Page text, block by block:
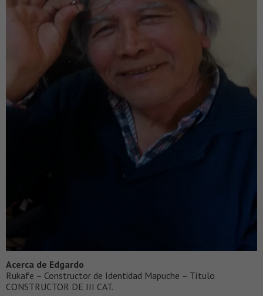
Acerca de Edgardo
Rukafe – Constructor de Identidad Mapuche – Título
CONSTRUCTOR DE III CAT.